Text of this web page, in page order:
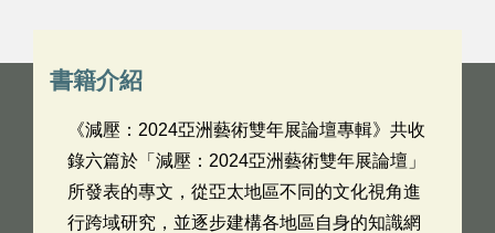
書籍介紹
《減壓：2024亞洲藝術雙年展論壇專輯》共收
錄六篇於「減壓：2024亞洲藝術雙年展論壇」
所發表的專文，從亞太地區不同的文化視角進
行跨域研究，並逐步建構各地區自身的知識網